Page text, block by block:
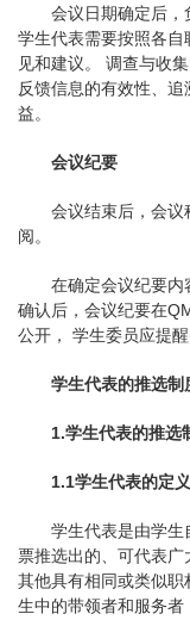
会议日期确定后，
学生代表需要按照各
见和建议。 调查与收
反馈信息的有效性、追
益。
会议纪要
会议结束后，会议
阅。
在确定会议纪要内
确认后，会议纪要在
公开， 学生委员应提
学生代表的推选制
1.学生代表的推选
1.1学生代表的定义
学生代表是由学生
票推选出的、可代表广
其他具有相同或类似
生中的带领者和服务